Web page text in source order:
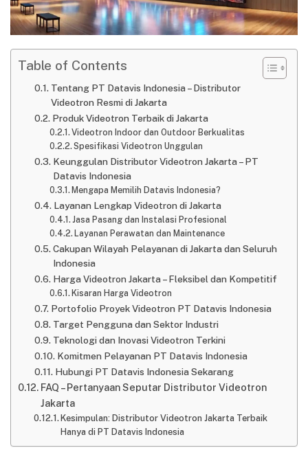
Table of Contents
Tentang PT Datavis Indonesia – Distributor
Videotron Resmi di Jakarta
Produk Videotron Terbaik di Jakarta
Videotron Indoor dan Outdoor Berkualitas
Spesifikasi Videotron Unggulan
Keunggulan Distributor Videotron Jakarta – PT
Datavis Indonesia
Mengapa Memilih Datavis Indonesia?
Layanan Lengkap Videotron di Jakarta
Jasa Pasang dan Instalasi Profesional
Layanan Perawatan dan Maintenance
Cakupan Wilayah Pelayanan di Jakarta dan Seluruh
Indonesia
Harga Videotron Jakarta – Fleksibel dan Kompetitif
Kisaran Harga Videotron
Portofolio Proyek Videotron PT Datavis Indonesia
Target Pengguna dan Sektor Industri
Teknologi dan Inovasi Videotron Terkini
Komitmen Pelayanan PT Datavis Indonesia
Hubungi PT Datavis Indonesia Sekarang
FAQ – Pertanyaan Seputar Distributor Videotron
Jakarta
Kesimpulan: Distributor Videotron Jakarta Terbaik
Hanya di PT Datavis Indonesia